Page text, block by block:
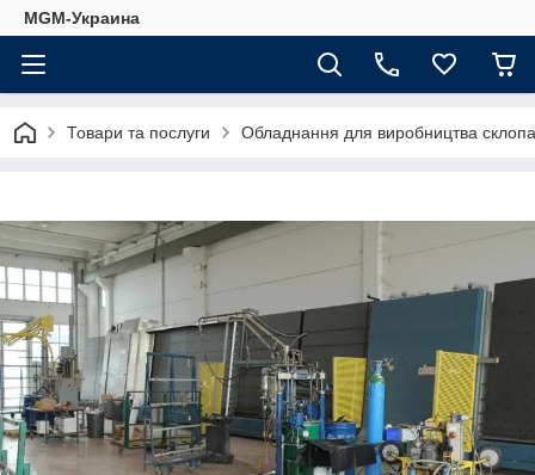
MGM-Украина
Товари та послуги Обладнання для виробництва